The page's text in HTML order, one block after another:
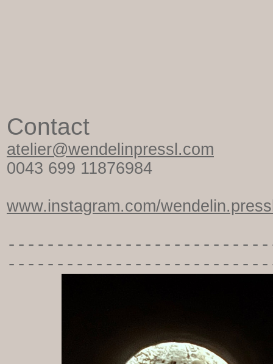
Contact
atelier@wendelinpressl.com
0043 699 11876984
www.instagram.com/
-----------